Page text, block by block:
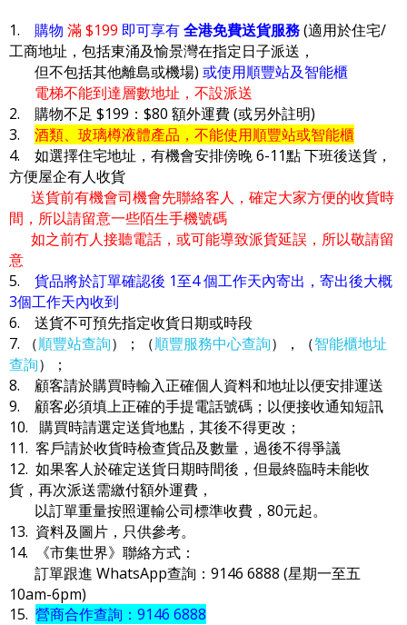
1. 購物 滿 $199 即可享有全港免費送貨服務(適用於住宅/
工商地址，包括東涌及愉景灣在指定日子派送，
但不包括其他離島或機場) 或使用順豐站及智能櫃
電梯不能到達層數地址，不設派送
2. 購物不足 $199：$80 額外運費 (或另外註明)
3. 酒類、玻璃樽液體產品，不能使用順豐站或智能櫃
4. 如選擇住宅地址，有機會安排傍晚 6-11點 下班後送貨，
方便屋企有人收貨
送貨前有機會司機會先聯絡客人，確定大家方便的收貨時
間，所以請留意一些陌生手機號碼
如之前冇人接聽電話，或可能導致派貨延誤，所以敬請留
意
5. 貨品將於訂單確認後 1至4 個工作天內寄出，寄出後大概
3個工作天內收到
6. 送貨不可預先指定收貨日期或時段
7. （順豐站查詢）；（順豐服務中心查詢），（智能櫃地址
查詢）；
8. 顧客請於購買時輸入正確個人資料和地址以便安排運送
9. 顧客必須填上正確的手提電話號碼；以便接收通知短訊
10. 購買時請選定送貨地點，其後不得更改；
11. 客戶請於收貨時檢查貨品及數量，過後不得爭議
12. 如果客人於確定送貨日期時間後，但最終臨時未能收
貨，再次派送需繳付額外運費，
以訂單重量按照運輸公司標準收費，80元起。
13. 資料及圖片，只供參考。
14. 《市集世界》聯絡方式：
訂單跟進 WhatsApp查詢：9146 6888 (星期一至五
10am-6pm)
15. 營商合作查詢：9146 6888